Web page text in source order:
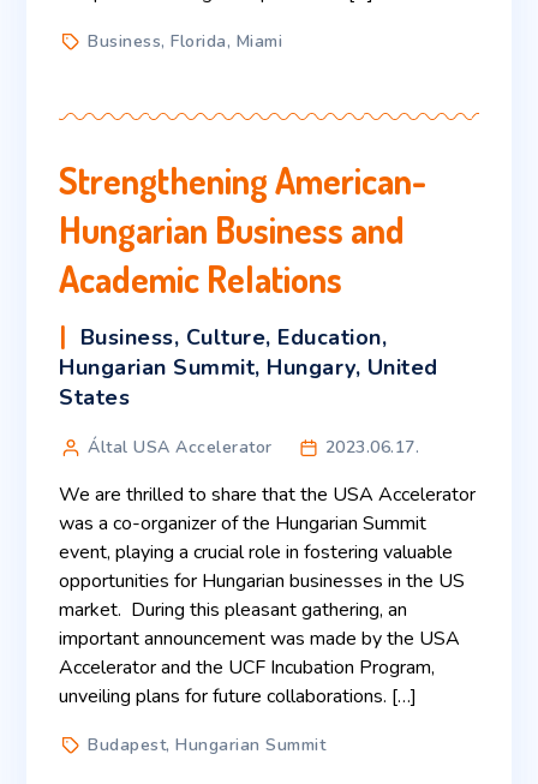
Business,Florida, Miami
Strengthening American-
Hungarian Business and
Academic Relations
Business, Culture, Education,
Hungarian Summit, Hungary, United
States
Által USA Accelerator 2023.06.17.
We are thrilled to share that the USA Accelerator
was a co-organizer of the Hungarian Summit
event, playing a crucial role in fostering valuable
opportunities for Hungarian businesses in the US
market. During this pleasant gathering, an
important announcement was made by the USA
Accelerator and the UCF Incubation Program,
unveiling plans for future collaborations. […]
Budapest,Hungarian Summit